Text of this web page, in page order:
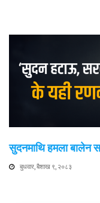
सुदनमाथि हमला बालेन
बुधवार, बैशाख ९, २०८३